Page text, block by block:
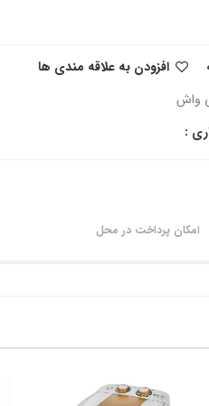
افزودن به علاقه مندی ها
واش
:
امکان پرداخت در محل